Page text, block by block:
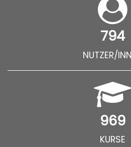
794
NUTZER/
969
KURSE